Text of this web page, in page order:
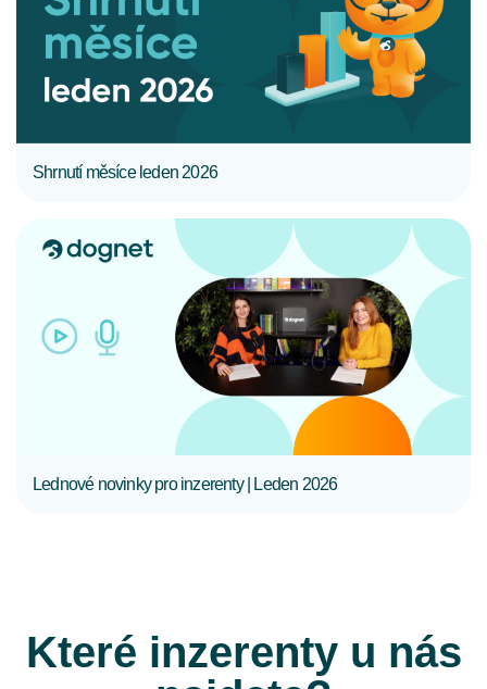
Shrnutí měsíce leden 2026
CELÝ ČLÁNEK
Lednové novinky pro inzerenty | Leden 2026
Které inzerenty u nás